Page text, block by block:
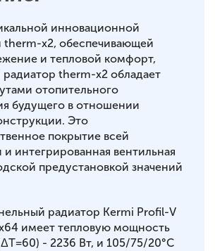
инновационной
therm-x2, обеспечивающей
и тепловой комфорт,
therm-x2 обладает
отопительного
будущего в отношении
Это
покрытие всей
и интегрированная вентильная
предустановкой значений
радиатор Kermi Profil-V
имеет тепловую мощность
- 2236 Вт, и 105/75/20°С